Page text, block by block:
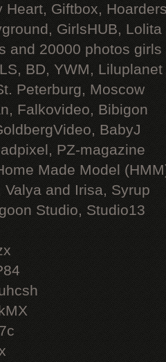
Heart, Giftbox,
GirlsHUB, Lolita
and 20000 photos
BD, YWM, Liluplanet
Peterburg, Moscow
Falkovideo, Bibigon
BabyJ
PZ-magazine
Made Model
and Irisa, Syrup
Studio, Studio13